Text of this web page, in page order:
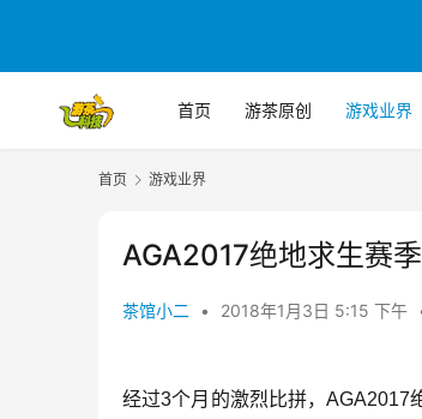
首页 游茶原创 游戏业界
首页 游戏业界
AGA2017绝地求生赛
茶馆小二 • 2018年1月3日 5:15 下午
经过3个月的激烈比拼，AGA2017